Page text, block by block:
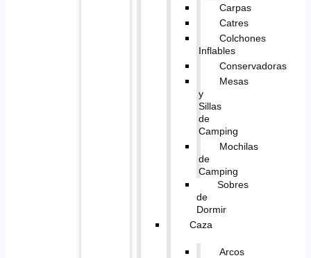
Carpas
Catres
Colchones
Inflables
Conservadoras
Mesas
y
Sillas
de
Camping
Mochilas
de
Camping
Sobres
de
Dormir
Caza
Arcos